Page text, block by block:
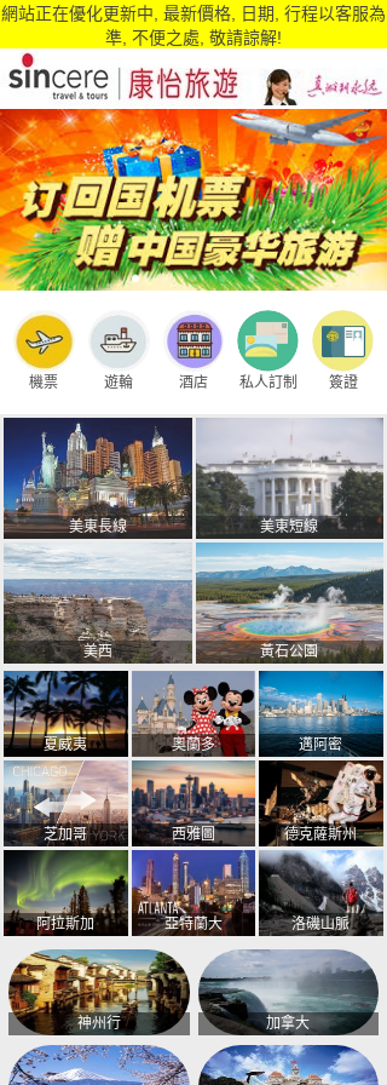
網站正在優化更新中, 最新價格, 日期, 行程以客服為
準, 不便之處, 敬請諒解!
機票 遊輪 酒店 私人訂制 簽證
美東長線 美東短線
美西 黃石公園
夏威夷 奧蘭多 邁阿密
芝加哥 西雅圖 德克薩斯州
阿拉斯加 亞特蘭大 洛磯山脈
神州行 加拿大